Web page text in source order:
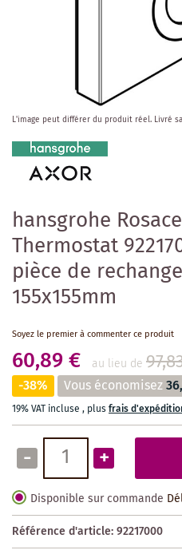
hansgrohe
Thermostat
pièce de
155x155mm
Soyez le premier à commenter ce produit
60,89 € au lieu de
-38% Vous économisez
19% VAT incluse , plusfrais
- +
Disponible sur commande
Référence d'article:92217000
Skip
the
beginning
images
gallery
L'image peut différer du produit réel. Livré